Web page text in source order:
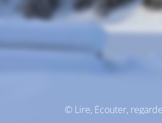
© Lire, Écouter,